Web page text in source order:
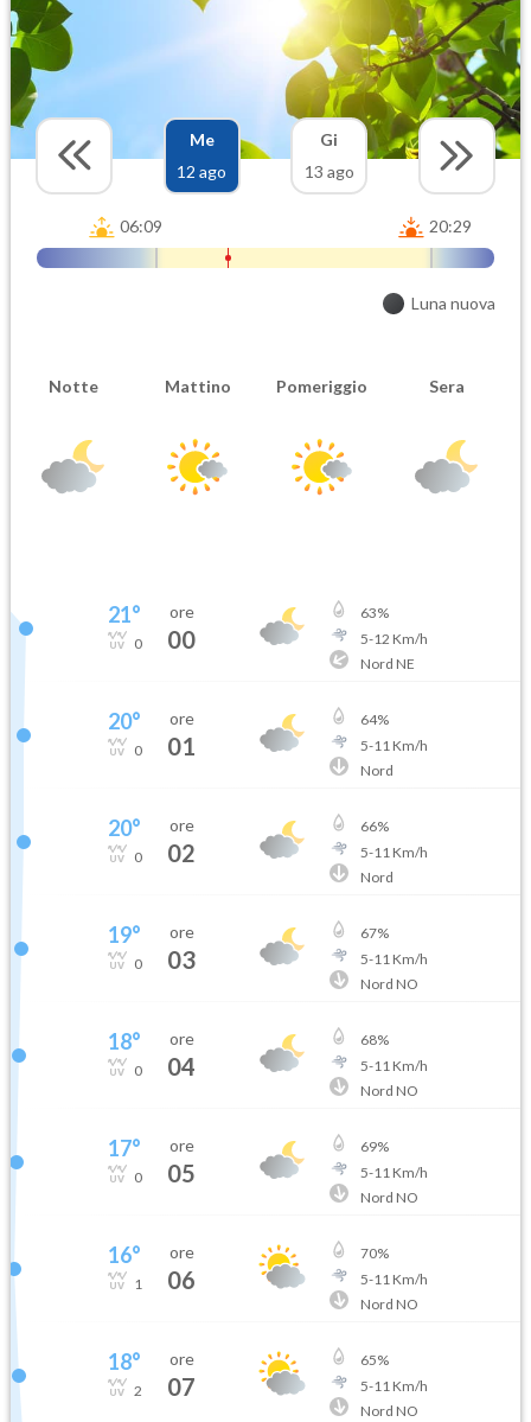
Me
12 ago
Gi
13 ago
06:09 20:29
Luna nuova
Notte Mattino Pomeriggio Sera
21°
0
ore
00
63%
5-12 Km/h
Nord NE
20°
0
ore
01
64%
5-11 Km/h
Nord
20°
0
ore
02
66%
5-11 Km/h
Nord
19°
0
ore
03
67%
5-11 Km/h
Nord NO
18°
0
ore
04
68%
5-11 Km/h
Nord NO
17°
0
ore
05
69%
5-11 Km/h
Nord NO
16°
1
ore
06
70%
5-11 Km/h
Nord NO
18°
2
ore
07
65%
5-11 Km/h
Nord NO